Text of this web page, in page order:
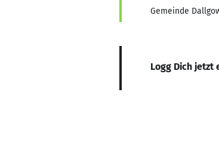
Gemeinde
Logg Dich jetzt